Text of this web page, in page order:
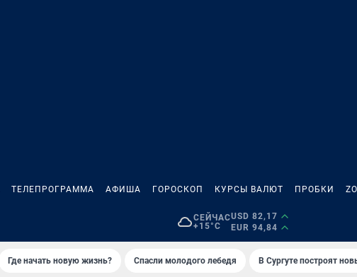
ТЕЛЕПРОГРАММА АФИША ГОРОСКОП КУРСЫ ВАЛЮТ ПРОБКИ
СЕЙЧАС
+15°C
USD 82,17
EUR 94,84
Где начать новую жизнь? Спасли молодого лебедя В Сургуте построят